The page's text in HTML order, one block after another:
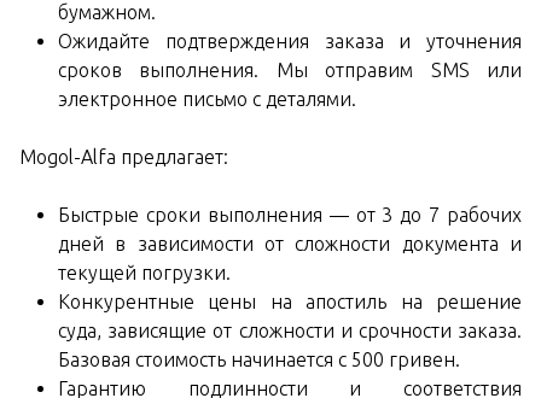
бумажном.
Ожидайте подтверждения заказа и уточнения
сроков выполнения. Мы отправим SMS или
электронное письмо с деталями.
Mogol-Alfa предлагает:
Быстрые сроки выполнения — от 3 до 7 рабочих
дней в зависимости от сложности документа и
текущей погрузки.
Конкурентные цены на апостиль на решение
суда, зависящие от сложности и срочности заказа.
Базовая стоимость начинается с 500 гривен.
Гарантию подлинности и соответствия